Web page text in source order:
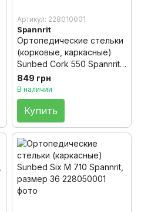
Артикул: 228010001
Spannrit
Ортопедические стельки
(корковые, каркасные)
Sunbed Cork 550 Spannrit,
размер 36
849 грн
В наличии
Купить